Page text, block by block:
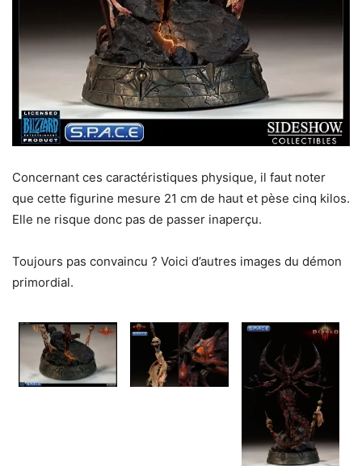
Concernant ces caractéristiques physique, il faut noter
que cette figurine mesure 21 cm de haut et pèse cinq kilos.
Elle ne risque donc pas de passer inaperçu.
Toujours pas convaincu ? Voici d’autres images du démon
primordial.